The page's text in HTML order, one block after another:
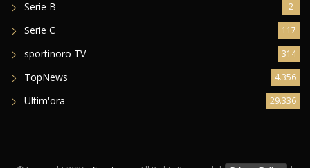
Serie B 2
Serie C 117
sportinoro TV 314
TopNews 4.356
Ultim'ora 29.336